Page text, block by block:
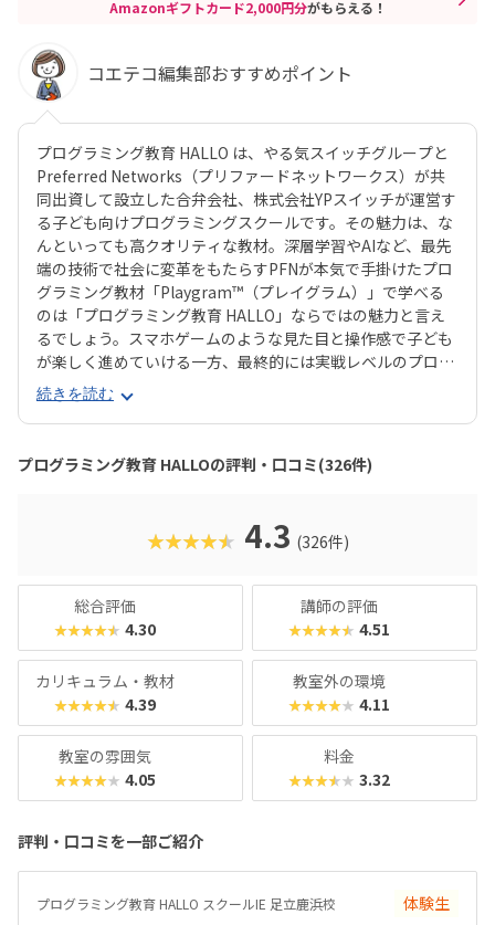
Amazonギフトカード2,000円分がもらえる！
コエテコ編集部おすすめポイント
プログラミング教育 HALLO は、やる気スイッチグループと
Preferred Networks（プリファードネットワークス）が共
同出資して設立した合弁会社、株式会社YPスイッチが運営す
る子ども向けプログラミングスクールです。その魅力は、な
んといっても高クオリティな教材。深層学習やAIなど、最先
端の技術で社会に変革をもたらすPFNが本気で手掛けたプロ
グラミング教材「Playgram™（プレイグラム）」で学べる
のは「プログラミング教育 HALLO」ならではの魅力と言え
るでしょう。スマホゲームのような見た目と操作感で子ども
が楽しく進めていける一方、最終的には実戦レベルのプログ
ラミングスキルが身につく「Playgram」には、まるでマイ
ンクラフト（マイクラ）のように3D空間をデザインできるモ
ードも。子どもの創造性と技術力、そのどちらも高めていけ
るスクールをお探しのご家庭にぴったりのスクールです。ま
た、運営元のやる気スイッチグループといえば、子どもの性
名。学習計画や講師とのマッチングに使われるそうで、「教
材はいいけど、先生との相性が……」なんてトラブルも極力
くの教室に足を運んでみてくださいね。
続きを読む
プログラミング教育 HALLOの評判・口コミ(326件)
★★★★★ 4.3 (326件)
総合評価
★★★★★ 4.30
講師の評価
★★★★★ 4.51
カリキュラム・教材
★★★★★ 4.39
教室外の環境
★★★★★ 4.11
教室の雰囲気
★★★★★ 4.05
料金
★★★★★ 3.32
評判・口コミを一部ご紹介
プログラミング教育 HALLO スクールIE 足立鹿浜校 体験生